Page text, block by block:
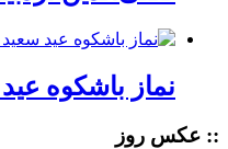
نماز باشکوه
:: عکس روز